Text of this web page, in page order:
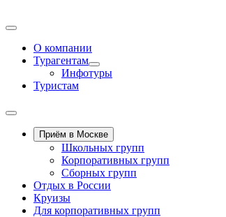
О компании
Турагентам
Инфотуры
Туристам
Приём в Москве
Школьных групп
Корпоративных групп
Сборных групп
Отдых в России
Круизы
Для корпоративных групп